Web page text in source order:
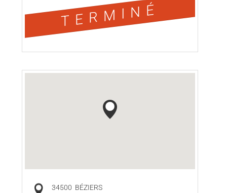
TERMINÉ
34500 BÉZIERS